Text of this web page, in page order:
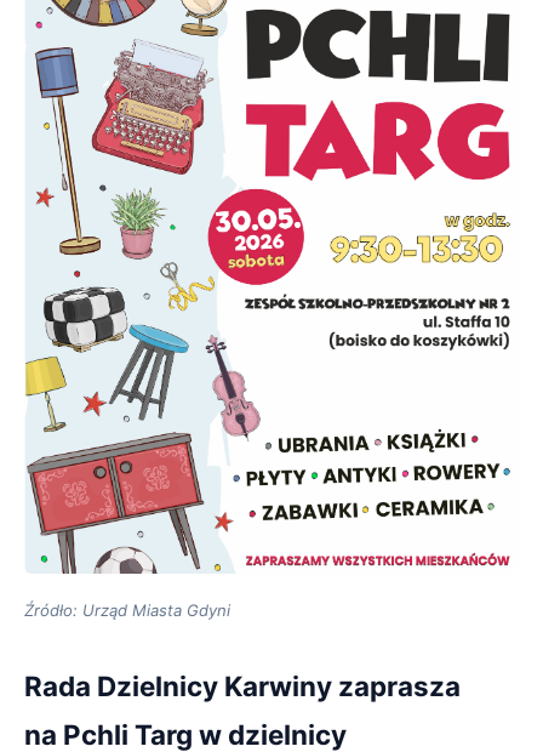
Źródło: Urząd Miasta Gdyni
Rada Dzielnicy Karwiny zaprasza
na Pchli Targ w dzielnicy